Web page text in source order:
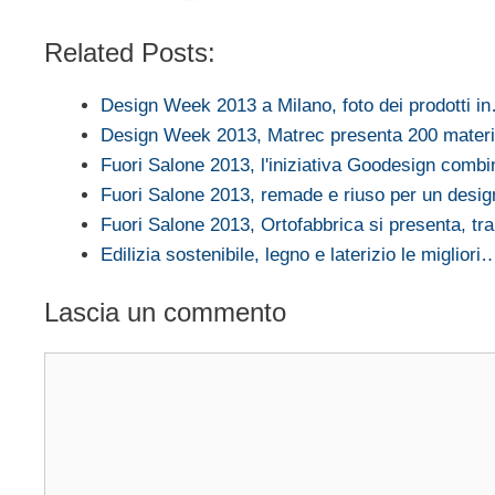
Related Posts:
Design Week 2013 a Milano, foto dei prodotti
Design Week 2013, Matrec presenta 200
Fuori Salone 2013, l'iniziativa Goodesign
Fuori Salone 2013, remade e riuso per un
Fuori Salone 2013, Ortofabbrica si presenta,
Edilizia sostenibile, legno e laterizio le
Lascia un commento